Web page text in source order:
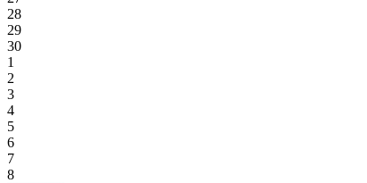
28
29
30
1
2
3
4
5
6
7
8